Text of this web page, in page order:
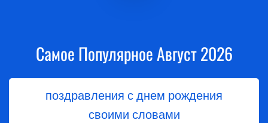
Самое Популярное Август 2026
поздравления с днем рождения
своими словами